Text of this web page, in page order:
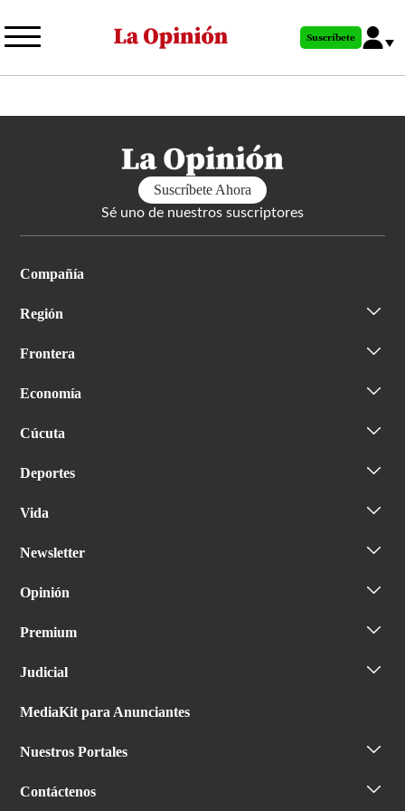
al
principal
Suscríbete
Suscríbete Ahora
Sé uno de nuestros suscriptores
Compañía
Región
Frontera
Economía
Cúcuta
Deportes
Vida
Newsletter
Opinión
Premium
Judicial
MediaKit para Anunciantes
Nuestros Portales
Contáctenos